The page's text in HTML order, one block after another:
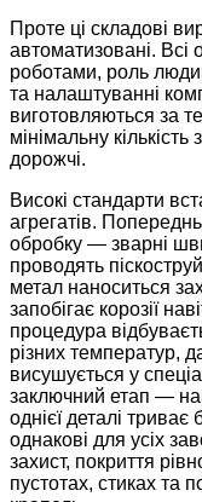
Проте ці складові
автоматизовані. Всі
роботами, роль
та налаштуванні
виготовляються за
мінімальну
дорожчі.
Високі стандарти
агрегатів.
обробку — зварні
проводять
метал наноситься
запобігає корозії
процедура
різних температур,
висушує­ться у
заключний етап —
однієї деталі
однакові для усіх
захист, покриття
пустотах, стиках та